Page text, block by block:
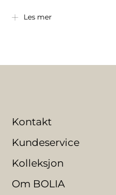
I utvalget vårt finner du
god fornøyelse med å velge
skape gode opplevelser. Vis
design gjør at de vil gli rett
vask, og et design som vil
fremover. Gjestene dine vil
samme?
Les mer
Kontakt
Kundeservice
Kolleksjon
Om BOLIA